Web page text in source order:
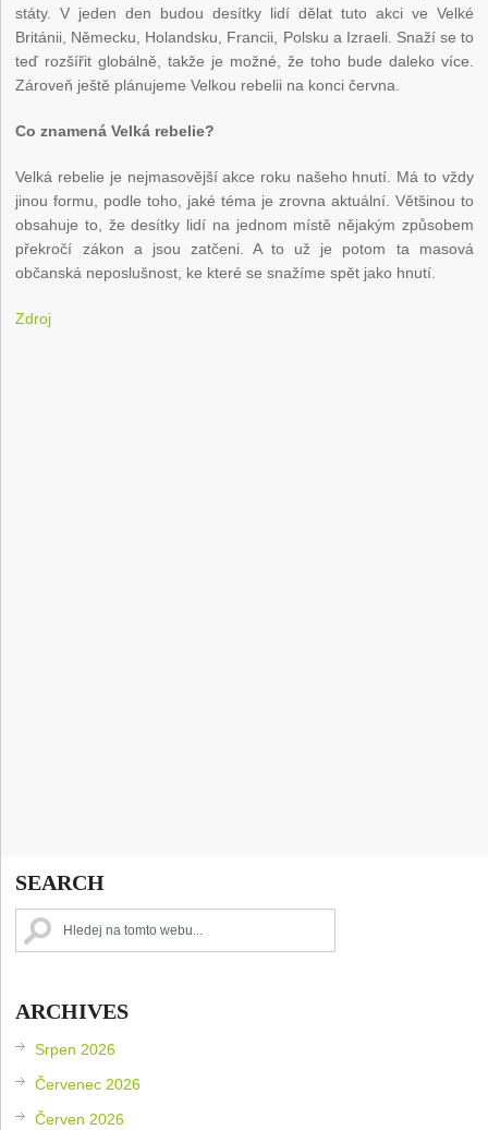
státy. V jeden den budou desítky lidí dělat tuto akci ve Velké
Británii, Německu, Holandsku, Francii, Polsku a Izraeli. Snaží se to
teď rozšířit globálně, takže je možné, že toho bude daleko více.
Zároveň ještě plánujeme Velkou rebelii na konci června.
Co znamená Velká rebelie?
Velká rebelie je nejmasovější akce roku našeho hnutí. Má to vždy
jinou formu, podle toho, jaké téma je zrovna aktuální. Většinou to
obsahuje to, že desítky lidí na jednom místě nějakým způsobem
překročí zákon a jsou zatčeni. A to už je potom ta masová
občanská neposlušnost, ke které se snažíme spět jako hnutí.
Zdroj
SEARCH
ARCHIVES
Srpen 2026
Červenec 2026
Červen 2026